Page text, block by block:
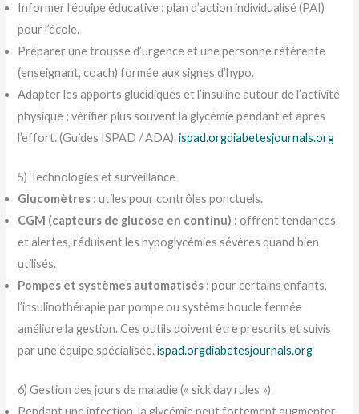
Informer l’équipe éducative : plan d’action individualisé (PAI)
pour l’école.
Préparer une trousse d’urgence et une personne référente
(enseignant, coach) formée aux signes d’hypo.
Adapter les apports glucidiques et l’insuline autour de l’activité
physique ; vérifier plus souvent la glycémie pendant et après
l’effort. (Guides ISPAD / ADA).ispad.orgdiabetesjournals.org
5) Technologies et surveillance
Glucomètres : utiles pour contrôles ponctuels.
CGM (capteurs de glucose en continu) : offrent tendances
et alertes, réduisent les hypoglycémies sévères quand bien
utilisés.
Pompes et systèmes automatisés : pour certains enfants,
l’insulinothérapie par pompe ou système boucle fermée
améliore la gestion. Ces outils doivent être prescrits et suivis
par une équipe spécialisée.ispad.orgdiabetesjournals.org
6) Gestion des jours de maladie (« sick day rules »)
Pendant une infection, la glycémie peut fortement augmenter